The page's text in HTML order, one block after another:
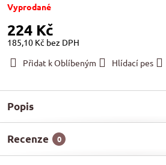
Vyprodané
224 Kč
185,10 Kč bez DPH
Přidat k Oblíbeným
Hlídací pes
Popis
Recenze 0